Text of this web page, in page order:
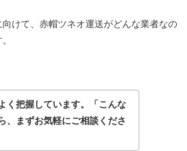
けて、赤帽ツネオ運送がどんな業者なの
く把握しています。「こんな
、まずお気軽にご相談くださ